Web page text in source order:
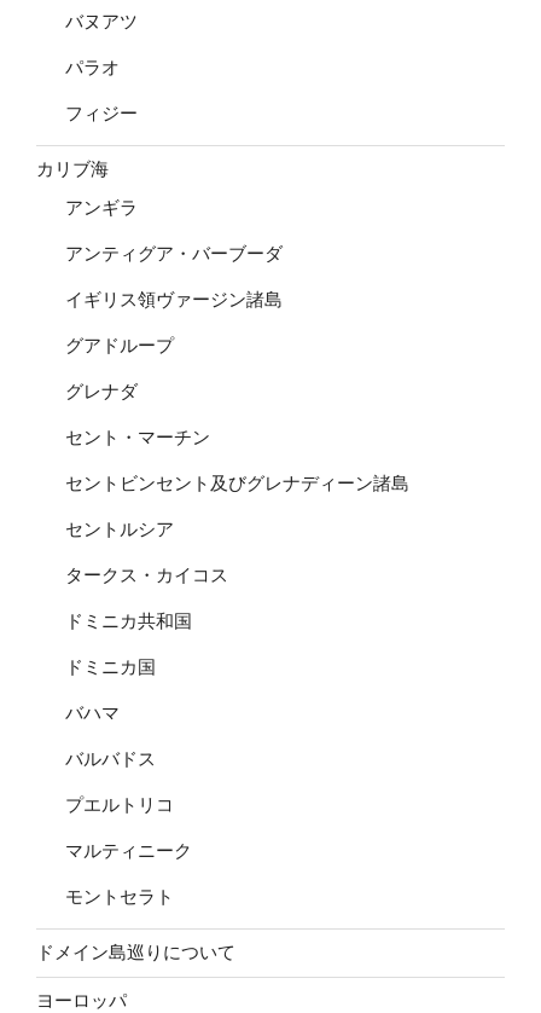
バヌアツ
パラオ
フィジー
カリブ海
アンギラ
アンティグア・バーブーダ
イギリス領ヴァージン諸島
グアドループ
グレナダ
セント・マーチン
セントビンセント及びグレナディーン諸島
セントルシア
タークス・カイコス
ドミニカ共和国
ドミニカ国
バハマ
バルバドス
プエルトリコ
マルティニーク
モントセラト
ドメイン島巡りについて
ヨーロッパ